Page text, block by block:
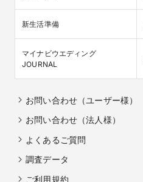
新生活準備
マイナビウエディング
JOURNAL
お問い合わせ（ユーザー様）
お問い合わせ（法人様）
よくあるご質問
調査データ
ご利用規約